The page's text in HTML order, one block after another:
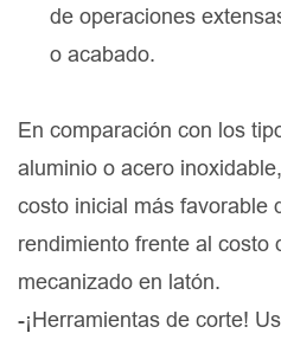
de operaciones
o acabado.
En comparación con los
aluminio o acero
costo inicial más favorable
rendimiento frente al costo
mecanizado en latón.
-¡Herramientas de corte!